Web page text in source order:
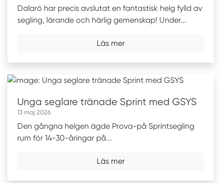
Dalarö har precis avslutat en fantastisk helg fylld av
segling, lärande och härlig gemenskap! Under...
Läs mer
Unga seglare tränade Sprint med GSYS
13 maj 2026
Den gångna helgen ägde Prova-på Sprintsegling
rum för 14-30-åringar på...
Läs mer